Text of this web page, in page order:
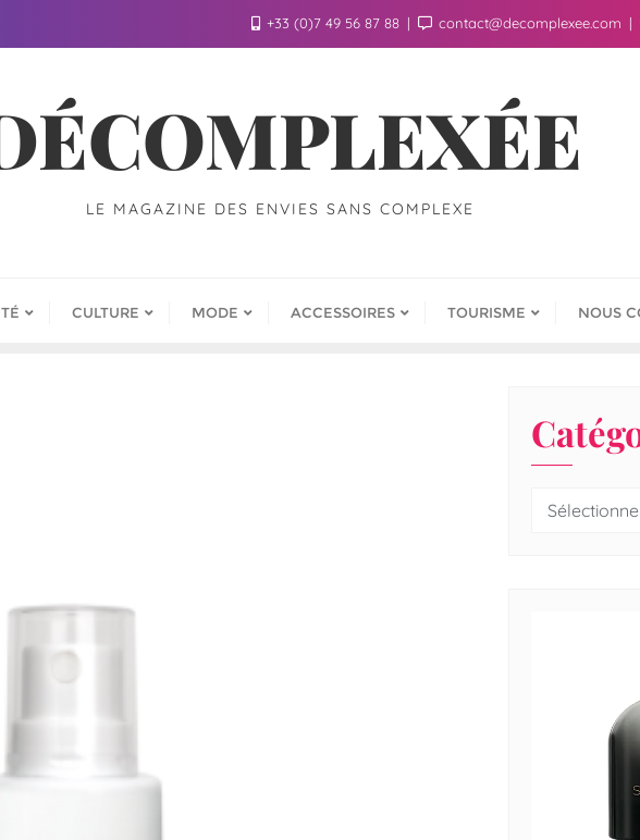
+33 (0)7 49 56 87 88 contact@decomplexee.com
LE MAGAZINE DES ENVIES SANS COMPLEXE
CULTURE MODE ACCESSOIRES TOURISME NOUS